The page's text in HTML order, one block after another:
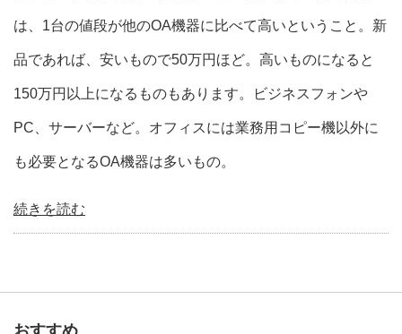
は、1台の値段が他のOA機器に比べて高いということ。新
品であれば、安いもので50万円ほど。高いものになると
150万円以上になるものもあります。ビジネスフォンや
PC、サーバーなど。オフィスには業務用コピー機以外に
も必要となるOA機器は多いもの。
続きを読む
おすすめ